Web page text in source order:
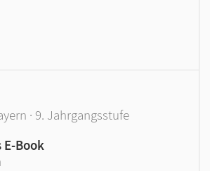
· 9. Jahrgangsstufe
Book